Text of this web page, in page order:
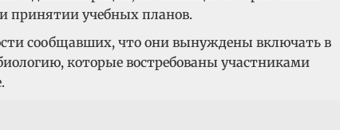
принятии учебных планов.
сообщавших, что они вынуждены включать в
которые востребованы участниками